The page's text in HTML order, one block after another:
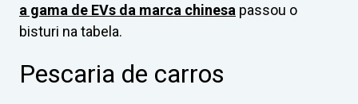
a gama de EVs da marca chinesa passou o
bisturi na tabela.
Pescaria de carros